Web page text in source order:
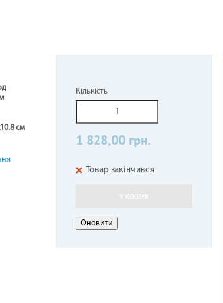
см
Кількість
1 828,00 грн.
Товар закінчився
У КОШИК